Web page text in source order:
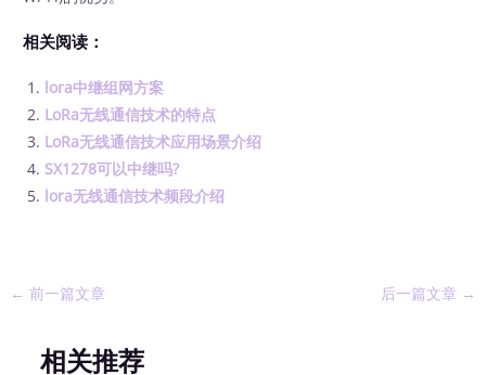
相关阅读：
lora中继组网方案
LoRa无线通信技术的特点
LoRa无线通信技术应用场景介绍
SX1278可以中继吗?
lora无线通信技术频段介绍
← 前一篇文章 后一篇文章 →
相关推荐